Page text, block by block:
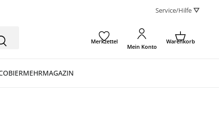
Service/Hilfe ⛛
Merkzettel
Mein Konto
Warenkorb
BIERMEHRMAGAZIN